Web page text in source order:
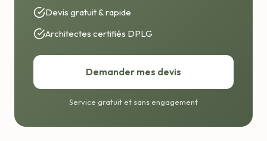
Devis gratuit & rapide
Architectes certifiés DPLG
Demander mes devis
Service gratuit et sans engagement